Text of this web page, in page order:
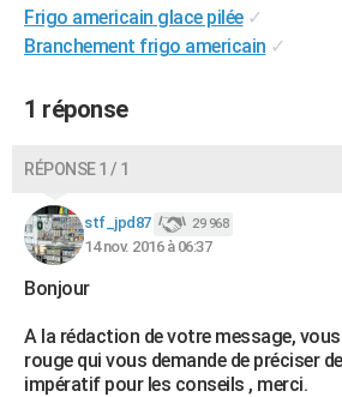
Destinations
City break
Voyage nature
Voyage de noces
Forum
Climat
+PHOTO
BONS PLANS
CARTE DE VOEUX
Carte de Noël
Carte Bonne année
Carte Saint-Valentin
Carte Pâques
Carte d'anniversaire
DICTIONNAIRE
Dictionnaire
Biographies
Citations
Expressions
Proverbes
S'inscrire
Se connecter
Lycées
Collèges
Primaires
Universités
Entreprises
Service militaire
Avis de recherche
AVIS DE DÉCÈS
Frigo americain glace pilée ✓
Branchement frigo americain ✓
1 réponse
RÉPONSE 1 / 1
stf_jpd87 29 968
14 nov. 2016 à 06:37
Bonjour
A la rédaction de votre message,
rouge qui vous demande de préciser
impératif pour les conseils , merci.